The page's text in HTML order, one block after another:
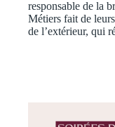
responsable de la
Métiers fait de
de l’extérieur, qui